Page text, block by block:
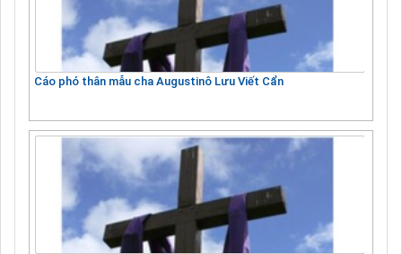
Cáo phó thân mẫu cha Augustinô Lưu Viết Cẩn